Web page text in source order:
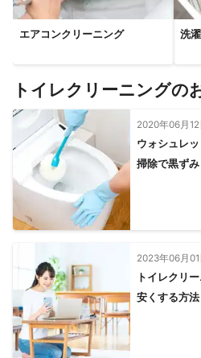
【愛媛県】
伊方町 八幡浜市
砥部町
東温市 久万高原町
新居浜市
上島町 四国中央市
【 長崎県】
島原市 雲仙市 東彼杵町 大
川棚町
南島原市 長与町 時
長崎市
西海市 壱岐市
新上五島町
小値賀町
【佐賀県】
みやき町 鳥栖市 吉
基山町
佐賀市 小城市 江北
太良町
多久市 鹿島市 武雄
伊万里市
唐津市 玄海町
【高知県】
エアコンクリーニング 洗
トイレクリーニングの
2020年06月12
ウォシュレ
掃除で黒ず
2023年06月01
トイレクリ
安くする方